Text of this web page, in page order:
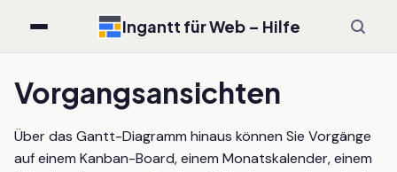
Ingantt für Web – Hilfe
Vorgangsansichten
Über das Gantt-Diagramm hinaus können Sie Vorgänge
auf einem Kanban-Board, einem Monatskalender, einem